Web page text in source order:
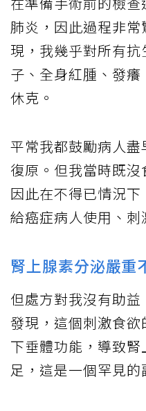
肺炎，因此過程非
現，我幾乎對所有
子、全身紅腫、發
休克。
平常我都鼓勵病人
復原。但我當時既沒
因此在不得已情況
給癌症病人使用、刺
腎上腺素分泌嚴重
但處方對我沒有助
發現，這個刺激食
下垂體功能，導致
足，這是一個罕見的